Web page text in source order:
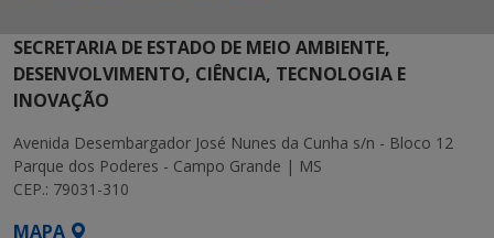
SECRETARIA DE ESTADO DE MEIO AMBIENTE,
DESENVOLVIMENTO, CIÊNCIA, TECNOLOGIA E
INOVAÇÃO
Avenida Desembargador José Nunes da Cunha s/n - Bloco 12
Parque dos Poderes - Campo Grande | MS
CEP.: 79031-310
MAPA